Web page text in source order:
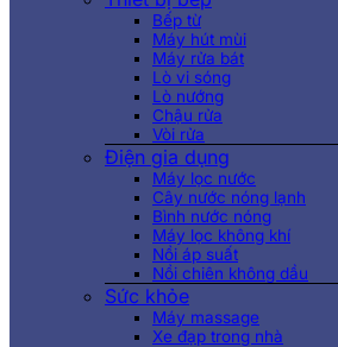
Bếp từ
Máy hút mùi
Máy rửa bát
Lò vi sóng
Lò nướng
Chậu rửa
Vòi rửa
Điện gia dụng
Máy lọc nước
Cây nước nóng lạnh
Bình nước nóng
Máy lọc không khí
Nồi áp suất
Nồi chiên không dầu
Sức khỏe
Máy massage
Xe đạp trong nhà